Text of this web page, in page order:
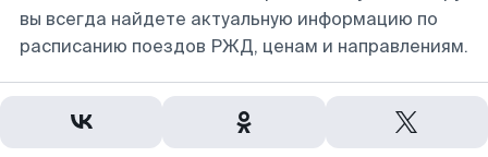
вы всегда найдете актуальную информацию по
расписанию поездов РЖД, ценам и направлениям.